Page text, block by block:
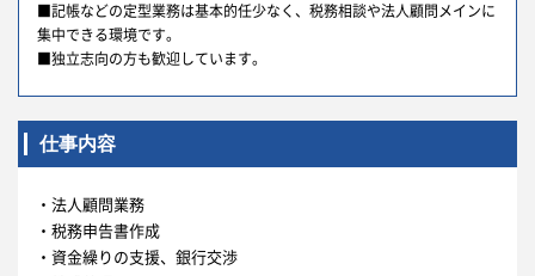
■記帳などの定型業務は基本的任少なく、税務相談や法人顧問メインに
集中できる環境です。
■独立志向の方も歓迎しています。
仕事内容
・法人顧問業務
・税務申告書作成
・資金繰りの支援、銀行交渉